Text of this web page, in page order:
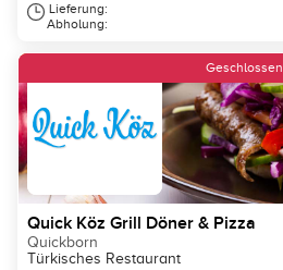
Lieferung:
Abholung:
Geschlossen
Quick Köz Grill Döner & Pizza
Quickborn
Türkisches Restaurant